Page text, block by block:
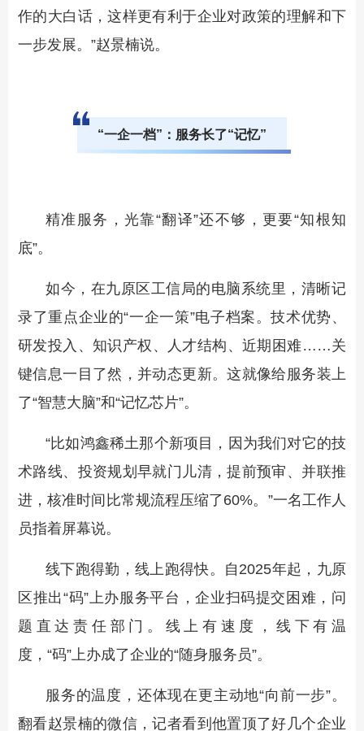
作的大白话，这样更有利于企业对政策的理解和下
一步发展。”赵景楠说。
“一企一档”：服务长了“记忆”
精准服务，光靠“翻译”还不够，更要“知根知
底”。
如今，在九原区工信局的电脑系统里，清晰记
录了重点企业的“一企一策”电子档案。技术优势、
研发投入、知识产权、人才结构、近期困难……关
键信息一目了然，并动态更新。这就像给服务装上
了“智慧大脑”和“记忆芯片”。
“比如鸿鑫稀土那个新项目，因为我们对它的技
术路线、投资规划早就门儿清，提前预审、并联推
进，核准时间比常规流程压缩了60%。”一名工作人
员指着屏幕说。
线下跑得勤，线上跑得快。自2025年起，九原
区推出“码”上办服务平台，企业扫码提交困难，问
题直达责任部门。线上有速度，线下有温
度，“码”上办成了企业的“随身服务员”。
服务的温度，还体现在更主动地“向前一步”。
翻看赵景楠的微信，记者看到他置顶了好几个企业